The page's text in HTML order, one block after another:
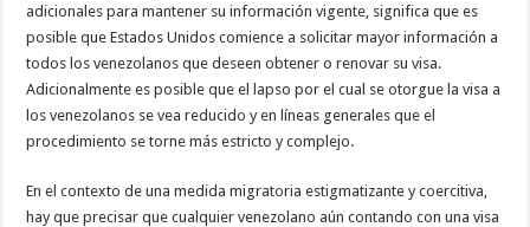
adicionales para mantener su información vigente, significa que es
posible que Estados Unidos comience a solicitar mayor información a
todos los venezolanos que deseen obtener o renovar su visa.
Adicionalmente es posible que el lapso por el cual se otorgue la visa a
los venezolanos se vea reducido y en líneas generales que el
procedimiento se torne más estricto y complejo.
En el contexto de una medida migratoria estigmatizante y coercitiva,
hay que precisar que cualquier venezolano aún contando con una visa